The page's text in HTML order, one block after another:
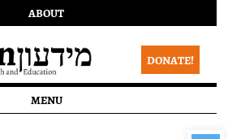
ABOUT
DONATE!
MENU